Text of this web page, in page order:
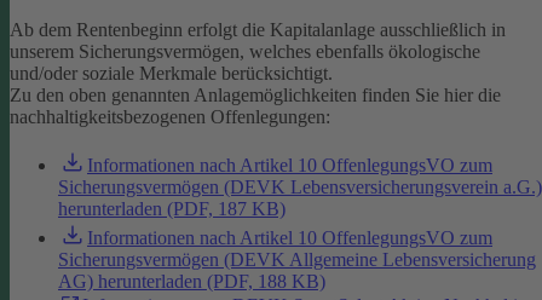
Ab dem Rentenbeginn erfolgt die Kapitalanlage ausschließlich in
unserem Sicherungsvermögen, welches ebenfalls ökologische
und/oder soziale Merkmale berücksichtigt.
Zu den oben genannten Anlagemöglichkeiten finden Sie hier die
nachhaltigkeitsbezogenen Offenlegungen:
Informationen nach Artikel 10 OffenlegungsVO zum
Sicherungsvermögen (DEVK Lebensversicherungsverein a.G.)
herunterladen (PDF, 187 KB)
Informationen nach Artikel 10 OffenlegungsVO zum
Sicherungsvermögen (DEVK Allgemeine Lebensversicherung
AG) herunterladen (PDF, 188 KB)